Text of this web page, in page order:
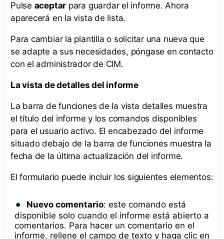
Pulse aceptar para guardar el informe. Ahora
aparecerá en la vista de lista.
Para cambiar la plantilla o solicitar una nueva que
se adapte a sus necesidades, póngase en contacto
con el administrador de CIM.
La vista de detalles del informe
La barra de funciones de la vista detalles muestra
el título del informe y los comandos disponibles
para el usuario activo. El encabezado del informe
situado debajo de la barra de funciones muestra la
fecha de la última actualización del informe.
El formulario puede incluir los siguientes elementos:
Nuevo comentario: este comando está
disponible solo cuando el informe está abierto a
comentarios. Para hacer un comentario en el
informe, rellene el campo de texto y haga clic en